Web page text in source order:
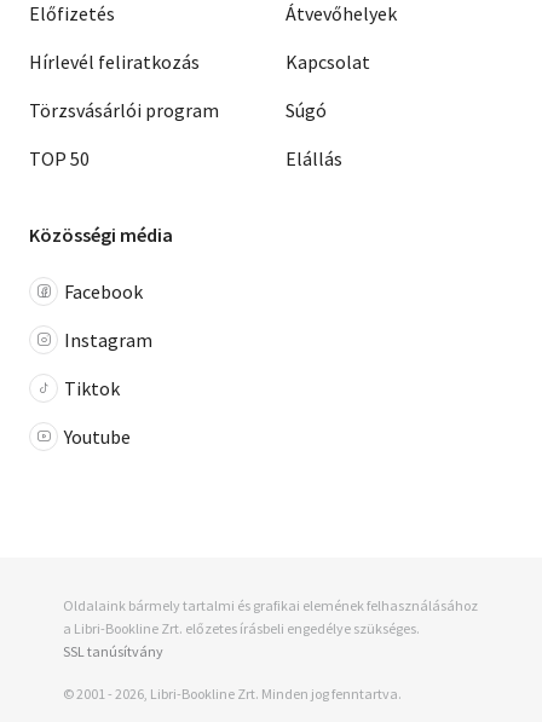
Előfizetés
Hírlevél feliratkozás
Törzsvásárlói program
TOP 50
Átvevőhelyek
Kapcsolat
Súgó
Elállás
Közösségi média
Facebook
Instagram
Tiktok
Youtube
Oldalaink bármely tartalmi és grafikai elemének felhasználásához
a Libri-Bookline Zrt. előzetes írásbeli engedélye szükséges.
SSL tanúsítvány
© 2001 - 2026, Libri-Bookline Zrt. Minden jog fenntartva.